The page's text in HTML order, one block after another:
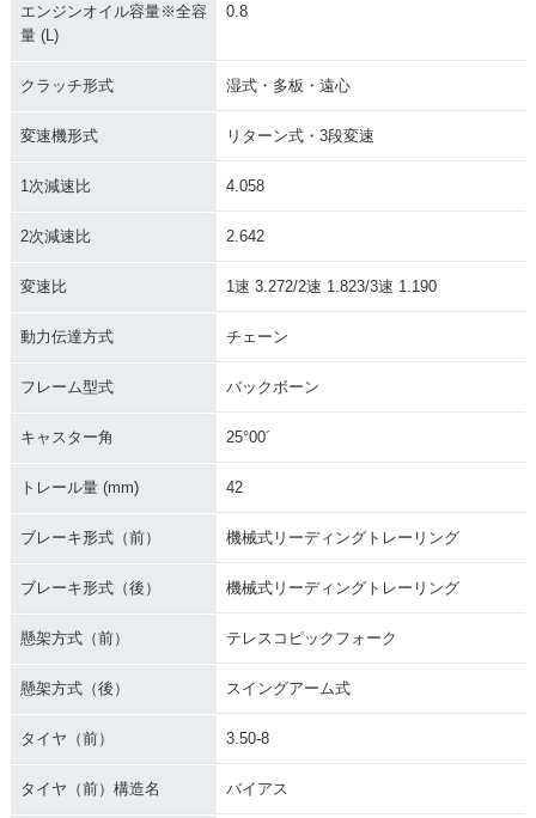
エンジンオイル容量※全容
量 (L)
0.8
クラッチ形式 湿式・多板・遠心
変速機形式 リターン式・3段変速
1次減速比 4.058
2次減速比 2.642
変速比 1速 3.272/2速 1.823/3速 1.190
動力伝達方式 チェーン
フレーム型式 バックボーン
キャスター角 25°00´
トレール量 (mm) 42
ブレーキ形式（前） 機械式リーディングトレーリング
ブレーキ形式（後） 機械式リーディングトレーリング
懸架方式（前） テレスコピックフォーク
懸架方式（後） スイングアーム式
タイヤ（前） 3.50-8
タイヤ（前）構造名 バイアス